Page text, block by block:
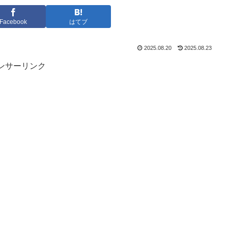
Facebook はてブ
2025.08.20 2025.08.23
サーリンク